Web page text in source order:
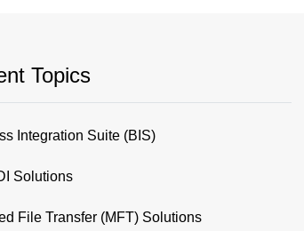
Topics
Integration Suite (BIS)
Solutions
File Transfer (MFT) Solutions